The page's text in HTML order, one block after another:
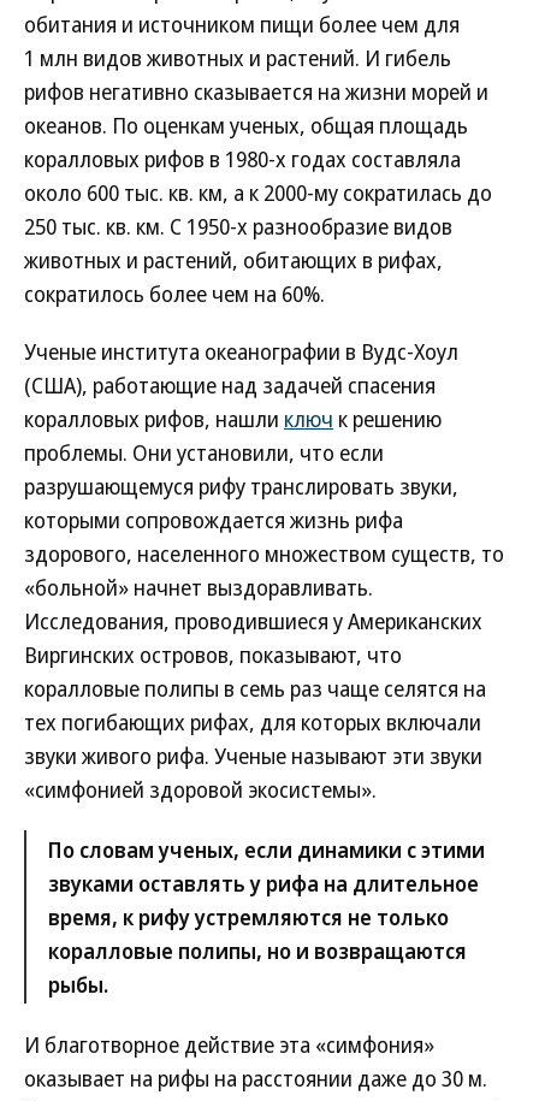
обитания и источником пищи более чем для
1 млн видов животных и растений. И гибель
рифов негативно сказывается на жизни морей и
океанов. По оценкам ученых, общая площадь
коралловых рифов в 1980-х годах составляла
около 600 тыс. кв. км, а к 2000-му сократилась до
250 тыс. кв. км. С 1950-х разнообразие видов
животных и растений, обитающих в рифах,
сократилось более чем на 60%.
Ученые института океанографии в Вудс-Хоул
(США), работающие над задачей спасения
коралловых рифов, нашли ключ к решению
проблемы. Они установили, что если
разрушающемуся рифу транслировать звуки,
которыми сопровождается жизнь рифа
здорового, населенного множеством существ, то
«больной» начнет выздоравливать.
Исследования, проводившиеся у Американских
Виргинских островов, показывают, что
коралловые полипы в семь раз чаще селятся на
тех погибающих рифах, для которых включали
звуки живого рифа. Ученые называют эти звуки
«симфонией здоровой экосистемы».
По словам ученых, если динамики с этими
звуками оставлять у рифа на длительное
время, к рифу устремляются не только
коралловые полипы, но и возвращаются
рыбы.
И благотворное действие эта «симфония»
оказывает на рифы на расстоянии даже до 30 м.